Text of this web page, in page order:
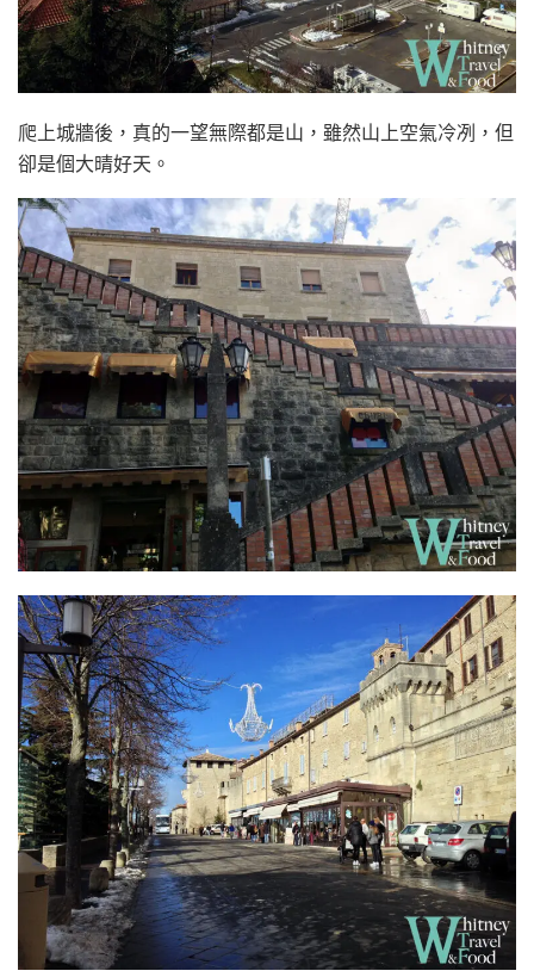
爬上城牆後，真的一望無際都是山，雖然山上空氣冷冽，但
卻是個大晴好天。